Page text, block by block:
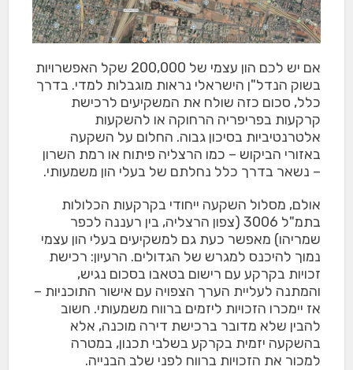
אם יש לכם הון עצמי של 200,000 שקל האפשרויות
בשוק הנדל"ן הישראלי נראות מוגבלות למדי. בדרך
כלל, סכום כזה שולח את המשקיעים לרכישת
קרקעות בפריפריה הרחוקה או להשקעות
אלטרנטיביות בסיכון גבוה. החלום על השקעה
באזורי הביקוש – כמו הרצליה פיתוח או רמת השרון
– נשאר בדרך כלל נחלתם של בעלי הון משמעותי.
אולם, מסלול השקעה ייחודי בקרקעות הכלולות
בתמ"ל 3006 (צפון הרצליה, בין רעננה לכפר
שמריהו) מאפשר כעת גם למשקיעים בעלי הון עצמי
נמוך להיכנס למגרש של הגדולים. הרעיון: רכישת
זכויות בקרקע עם רישום בטאבו בסכום נגיש,
והמתנה לעליית הערך הצפויה עם אישור התוכניות –
אז יימכרו הזכויות ליזמים ברווח משמעותי. חשוב
להבין שלא מדובר ברכישת דירה מוכנה, אלא
בהשקעה יזמית בקרקע בשלבי תכנון, במטרה
למכור את הזכויות ברווח לפני שלב הבנייה.